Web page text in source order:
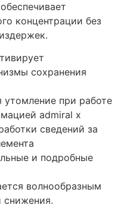
концентрации без
сохранения
утомление при работе
admiral x
сведений за
и подробные
волнообразным
снижения.